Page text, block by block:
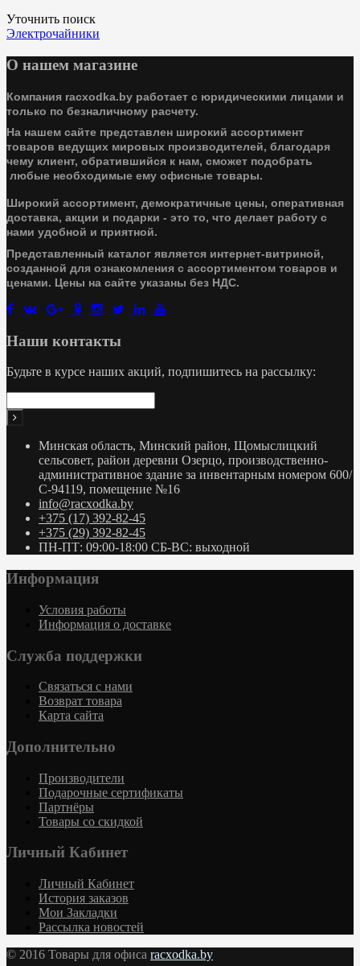
Уточнить поиск
Электрочайники
О нашем магазине
Компания racxodka.by работает с юридическими лицами и
только по безналичному расчету.
На нашем сайте представлен широкий ассортимент
товаров ведущих мировых производителей, благодаря
чему клиент, обратившийся к нам, сможет подобрать
любые необходимые ему офисные товары.
Широкий ассортимент, демократичные цены, оперативная
доставка, акции и подарки - это то, что делает работу с
нами удобной и приятной.
Представленный каталог является интернет-витриной,
созданной для ознакомления с ассортиментом товаров и
ценами. Цены на сайте указаны без НДС.
Наши контакты
Будьте в курсе наших акций, подпишитесь на рассылку:
Минская область, Минский район, Щомыслицкий
сельсовет, район деревни Озерцо, производственно-
административное здание за инвентарным номером 600/
С-94119, помещение №16
info@racxodka.by
+375 (17) 392-82-45
+375 (29) 392-82-45
ПН-ПТ: 09:00-18:00 СБ-ВС: выходной
Информация
Условия работы
Информация о доставке
Служба поддержки
Связаться с нами
Возврат товара
Карта сайта
Дополнительно
Производители
Подарочные сертификаты
Партнёры
Товары со скидкой
Личный Кабинет
Личный Кабинет
История заказов
Мои Закладки
Рассылка новостей
© 2016 Товары для офиса racxodka.by